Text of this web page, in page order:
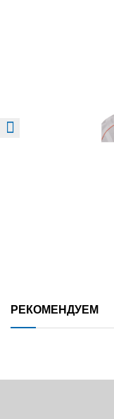
РЕКОМЕНДУЕМ